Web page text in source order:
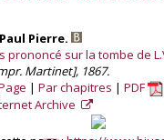
Pierre.
prononcé sur la tombe de
Martinet], 1867.
Par chapitres
PDF
Archive